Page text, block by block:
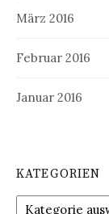
März 2016
Februar 2016
Januar 2016
KATEGORIEN
Kategorien